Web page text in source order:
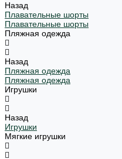
Назад
Плавательные шорты
Плавательные шорты
Пляжная одежда
Назад
Пляжная одежда
Пляжная одежда
Игрушки
Назад
Игрушки
Мягкие игрушки